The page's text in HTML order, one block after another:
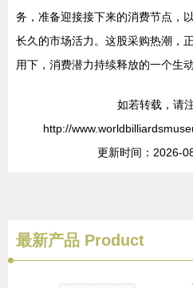
务，准备迎接接下来的消费节点，
长久的市场活力。这股采购热潮，
用下，消费潜力持续释放的一个生动
如若转载，请
http://
更新时间：2026-
最新产品 Product